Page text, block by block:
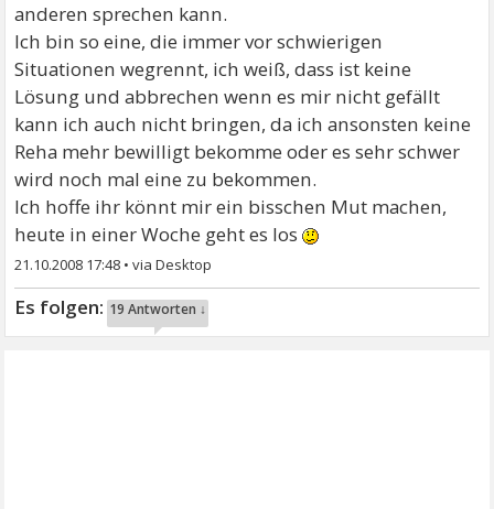
anderen sprechen kann.
Ich bin so eine, die immer vor schwierigen
Situationen wegrennt, ich weiß, dass ist keine
Lösung und abbrechen wenn es mir nicht gefällt
kann ich auch nicht bringen, da ich ansonsten keine
Reha mehr bewilligt bekomme oder es sehr schwer
wird noch mal eine zu bekommen.
Ich hoffe ihr könnt mir ein bisschen Mut machen,
heute in einer Woche geht es los
21.10.2008 17:48 •
19 Antworten ↓